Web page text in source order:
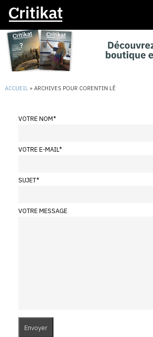
ACCUEIL » ARCHIVES POUR CORENTIN LÊ
VOTRE NOM*
VOTRE E-MAIL*
SUJET*
VOTRE MESSAGE